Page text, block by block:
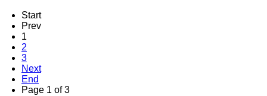
Start
Prev
1
2
3
Next
End
Page 1 of 3